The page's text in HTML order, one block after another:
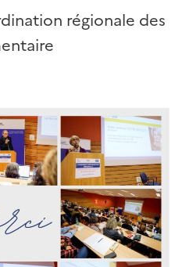
régionale des